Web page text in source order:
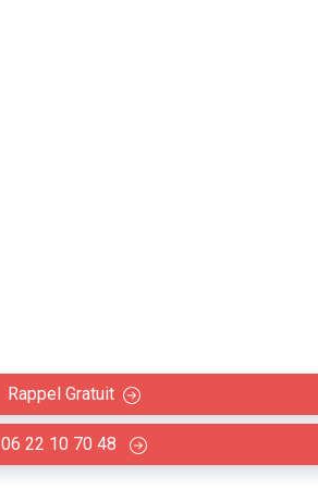
Rappel Gratuit
06 22 10 70 48